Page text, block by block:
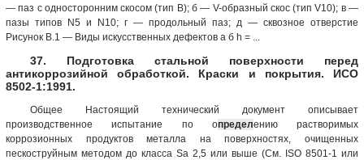
— паз с односторонним скосом (тип В); б — V-образный скос (тип V10); в —
пазы типов N5 и N10; г — продольный паз; д — сквозное отверстие
Рисунок В.1 — Виды искусственных дефектов а б h = ...
37. Подготовка стальной поверхности перед
антикоррозийной обработкой. Краски и покрытия. ИСО
8502-1:1991.
Общее Настоящий технический документ описывает
производственное испытание по определению растворимых
коррозионных продуктов металла на поверхностях, очищенных
пескоструйным методом до класса Sa 2,5 или выше (См. ISO 8501-1 или